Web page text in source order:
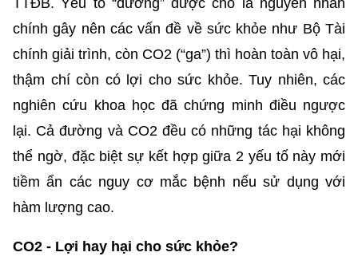
chính gây nên các vấn đề về sức khỏe như Bộ Tài
chính giải trình, còn CO2 (“ga”) thì hoàn toàn vô hại,
thậm chí còn có lợi cho sức khỏe. Tuy nhiên, các
nghiên cứu khoa học đã chứng minh điều ngược
lại. Cả đường và CO2 đều có những tác hại không
thể ngờ, đặc biệt sự kết hợp giữa 2 yếu tố này mới
tiềm ẩn các nguy cơ mắc bệnh nếu sử dụng với
hàm lượng cao.
CO2 - Lợi hay hại cho sức khỏe?